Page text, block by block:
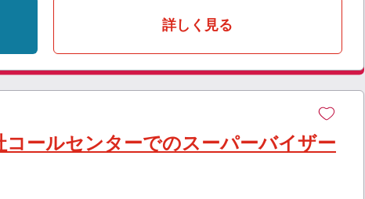
詳しく見る
コールセンターでのスーパーバイザー